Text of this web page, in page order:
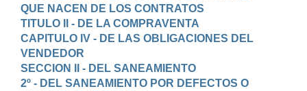
QUE NACEN DE LOS CONTRATOS
TITULO II - DE LA COMPRAVENTA
CAPITULO IV - DE LAS OBLIGACIONES DEL
VENDEDOR
SECCION II - DEL SANEAMIENTO
2º - DEL SANEAMIENTO POR DEFECTOS O